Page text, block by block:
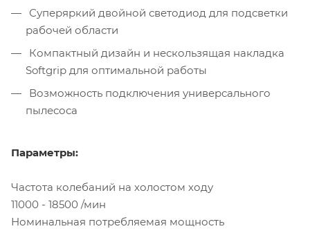
Суперяркий двойной светодиод для подсветки
рабочей области
Компактный дизайн и нескользящая накладка
Softgrip для оптимальной работы
Возможность подключения универсального
пылесоса
Параметры:
Частота колебаний на холостом ходу
11000 - 18500 /мин
Номинальная потребляемая мощность